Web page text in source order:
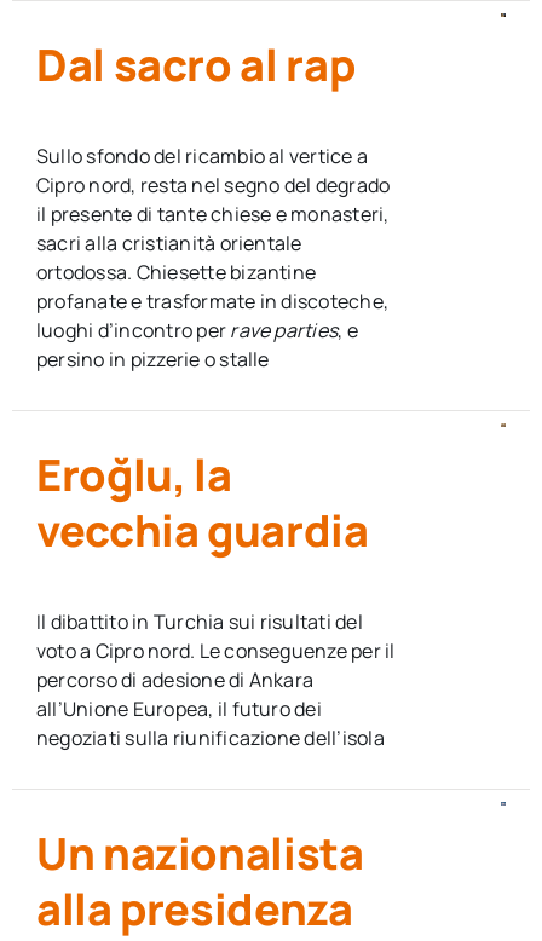
Dal sacro al rap
Sullo sfondo del ricambio al vertice a
Cipro nord, resta nel segno del degrado
il presente di tante chiese e monasteri,
sacri alla cristianità orientale
ortodossa. Chiesette bizantine
profanate e trasformate in discoteche,
luoghi d’incontro perrave parties, e
persino in pizzerie o stalle
Eroğlu, la
vecchia guardia
Il dibattito in Turchia sui risultati del
voto a Cipro nord. Le conseguenze per il
percorso di adesione di Ankara
all’Unione Europea, il futuro dei
negoziati sulla riunificazione dell’isola
Un nazionalista
alla presidenza